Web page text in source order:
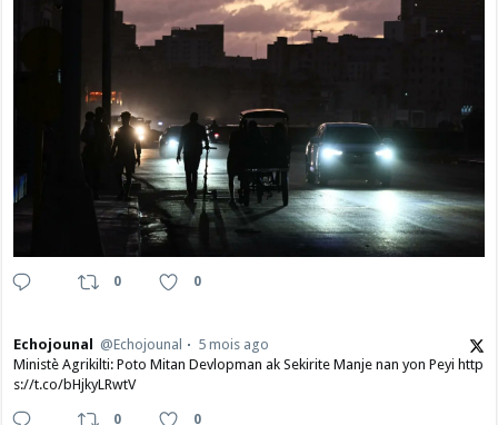
0 0
Echojounal @Echojounal
5 mois ago
Ministè Agrikilti: Poto Mitan Devlopman ak Sekirite Manje nan yon Peyi http
s://t.co/bHjkyLRwtV
0 0